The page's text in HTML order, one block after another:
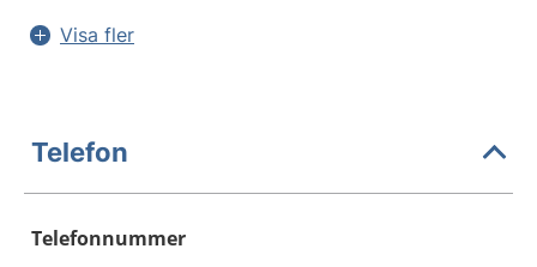
Visa fler
Telefon
Telefonnummer